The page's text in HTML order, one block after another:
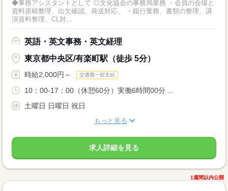
◆事務アシスタントとして ◎文化協会の事務局業務 ・会員の会場と
資料原稿整理、出欠確認、発送対応、 ・銀行業務、書類の整理、講
演資料整理、CL対...
英語・英文事務・英文経理
東京都中央区/有楽町駅（徒歩 5分）
時給2,000円～ 交通費一部支給
10：00-17：00（休憩60分）実働6時間00分 ...
土曜日 日曜日 祝日
もっと見る
求人詳細を見る
1週間以内公開